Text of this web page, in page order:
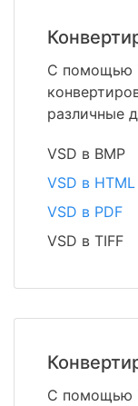
С помощью
различные
VSD в BMP
VSD в HTML
VSD в PDF
VSD в TIFF
С помощью